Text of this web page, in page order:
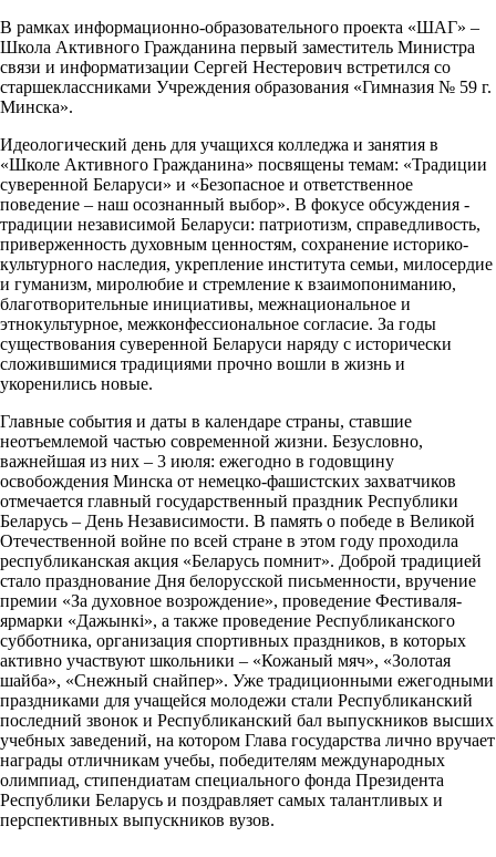
В рамках информационно-образовательного проекта «ШАГ» –
Школа Активного Гражданина первый заместитель Министра
связи и информатизации Сергей Нестерович встретился со
старшеклассниками Учреждения образования «Гимназия № 59 г.
Минска».
Идеологический день для учащихся колледжа и занятия в
«Школе Активного Гражданина» посвящены темам: «Традиции
суверенной Беларуси» и «Безопасное и ответственное
поведение – наш осознанный выбор». В фокусе обсуждения -
традиции независимой Беларуси: патриотизм, справедливость,
приверженность духовным ценностям, сохранение историко-
культурного наследия, укрепление института семьи, милосердие
и гуманизм, миролюбие и стремление к взаимопониманию,
благотворительные инициативы, межнациональное и
этнокультурное, межконфессиональное согласие. За годы
существования суверенной Беларуси наряду с исторически
сложившимися традициями прочно вошли в жизнь и
укоренились новые.
Главные события и даты в календаре страны, ставшие
неотъемлемой частью современной жизни. Безусловно,
важнейшая из них – 3 июля: ежегодно в годовщину
освобождения Минска от немецко-фашистских захватчиков
отмечается главный государственный праздник Республики
Беларусь – День Независимости. В память о победе в Великой
Отечественной войне по всей стране в этом году проходила
республиканская акция «Беларусь помнит». Доброй традицией
стало празднование Дня белорусской письменности, вручение
премии «За духовное возрождение», проведение Фестиваля-
ярмарки «Дажынкі», а также проведение Республиканского
субботника, организация спортивных праздников, в которых
активно участвуют школьники – «Кожаный мяч», «Золотая
шайба», «Снежный снайпер». Уже традиционными ежегодными
праздниками для учащейся молодежи стали Республиканский
последний звонок и Республиканский бал выпускников высших
учебных заведений, на котором Глава государства лично вручает
награды отличникам учебы, победителям международных
олимпиад, стипендиатам специального фонда Президента
Республики Беларусь и поздравляет самых талантливых и
перспективных выпускников вузов.